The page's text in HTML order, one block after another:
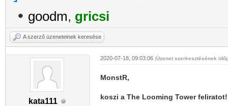
• goodm, gricsi
A szerző üzeneteinek keresése
kata111
2020-07-18, 09:03:06 (Üzenet szerkesztésének
MonstR,
koszi a The Looming Tower feliratot!